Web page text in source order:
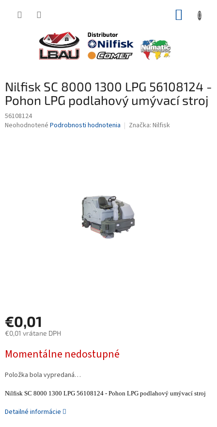
Nilfisk SC 8000 1300 LPG 56108124 -
Pohon LPG podlahový umývací stroj
56108124
Priemerné
Neohodnotené Podrobnosti hodnotenia Značka: Nilfisk
€0,01
€0,01 vrátane DPH
cena:
Momentálne nedostupné
Položka bola vypredaná…
Nilfisk SC 8000 1300 LPG 56108124 - Pohon LPG podlahový umývací stroj
Detailné informácie